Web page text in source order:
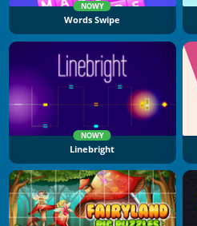
NOWY
Words Swipe
NOWY
Linebright